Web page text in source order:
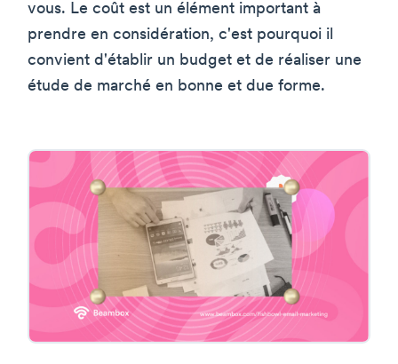
vous. Le coût est un élément important à
prendre en considération, c'est pourquoi il
convient d'établir un budget et de réaliser une
étude de marché en bonne et due forme.